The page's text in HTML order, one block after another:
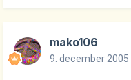
mako106
9. december 2005